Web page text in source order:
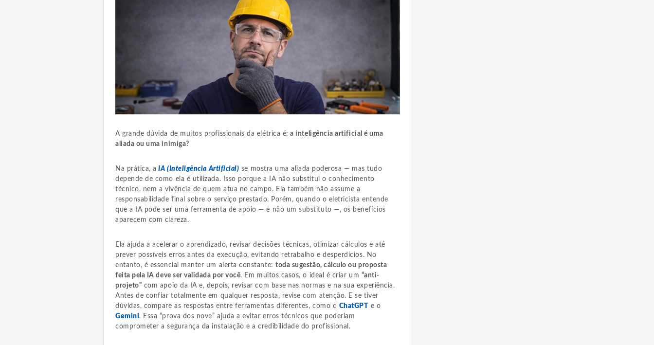
A grande dúvida de muitos profissionais da elétrica é: a inteligência artificial é uma
aliada ou uma inimiga?
Na prática, a IA (Inteligência Artificial) se mostra uma aliada poderosa — mas tudo
depende de como ela é utilizada. Isso porque a IA não substitui o conhecimento
técnico, nem a vivência de quem atua no campo. Ela também não assume a
responsabilidade final sobre o serviço prestado. Porém, quando o eletricista entende
que a IA pode ser uma ferramenta de apoio — e não um substituto —, os benefícios
aparecem com clareza.
Ela ajuda a acelerar o aprendizado, revisar decisões técnicas, otimizar cálculos e até
prever possíveis erros antes da execução, evitando retrabalho e desperdícios. No
entanto, é essencial manter um alerta constante:toda sugestão, cálculo ou proposta
feita pela IA deve ser validada por você. Em muitos casos, o ideal é criar um “anti-
projeto” com apoio da IA e, depois, revisar com base nas normas e na sua experiência.
Antes de confiar totalmente em qualquer resposta, revise com atenção. E se tiver
dúvidas, compare as respostas entre ferramentas diferentes, como o ChatGPT
e o
Gemini. Essa “prova dos nove” ajuda a evitar erros técnicos que poderiam
comprometer a segurança da instalação e a credibilidade do profissional.